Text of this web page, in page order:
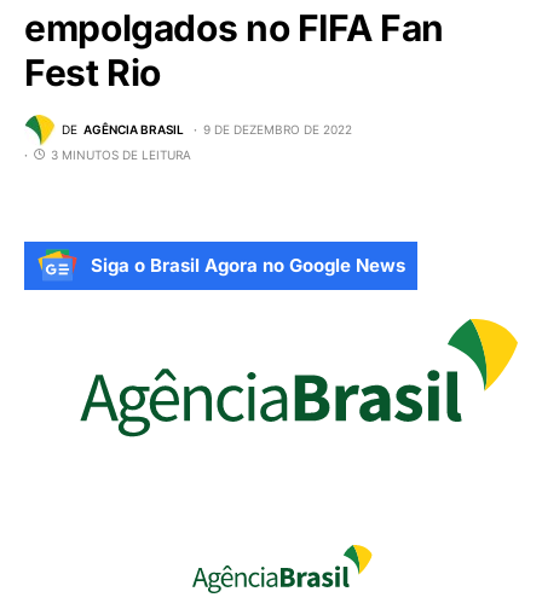
empolgados no FIFA Fan
Fest Rio
DE AGÊNCIA BRASIL
9 DE DEZEMBRO DE 2022
3 MINUTOS DE LEITURA
Siga o Brasil Agora no Google News